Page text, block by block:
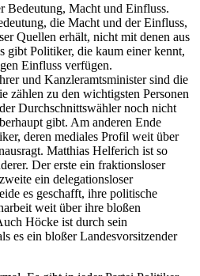
Bedeutung, Macht und Einfluss.
die Macht und der Einfluss,
Quellen erhält, nicht mit denen aus
gibt Politiker, die kaum einer kennt,
Einfluss verfügen.
und Kanzleramtsminister sind die
zählen zu den wichtigsten Personen
Durchschnittswähler noch nicht
gibt. Am anderen Ende
deren mediales Profil weit über
Matthias Helferich ist so
Der erste ein fraktionsloser
ein delegationsloser
es geschafft, ihre politische
weit über ihre bloßen
Höcke ist durch sein
es ein bloßer Landesvorsitzender